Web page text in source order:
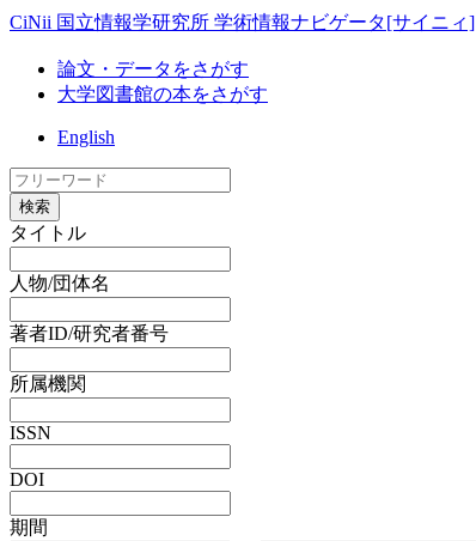
CiNii 国立情報学研究所 学術情報ナビゲータ[サイニィ]
論文・データをさがす
大学図書館の本をさがす
English
検索
タイトル
人物/団体名
著者ID/研究者番号
所属機関
ISSN
DOI
期間